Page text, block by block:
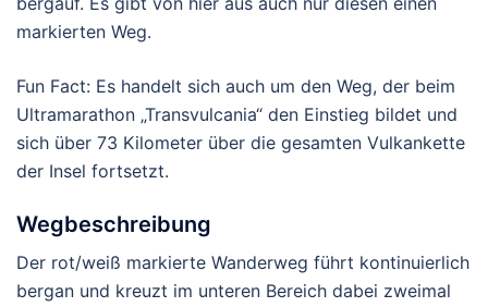
markierten Weg.
Fun Fact: Es handelt sich auch um den Weg, der beim
Ultramarathon „Transvulcania“ den Einstieg bildet und
sich über 73 Kilometer über die gesamten Vulkankette
der Insel fortsetzt.
Wegbeschreibung
Der rot/weiß markierte Wanderweg führt kontinuierlich
bergan und kreuzt im unteren Bereich dabei zweimal